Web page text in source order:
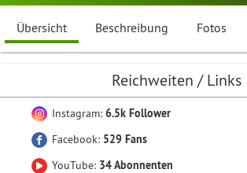
Übersicht Beschreibung Fotos
Reichweiten / Links
Instagram: 6.5k Follower
Facebook: 529 Fans
YouTube: 34 Abonnenten